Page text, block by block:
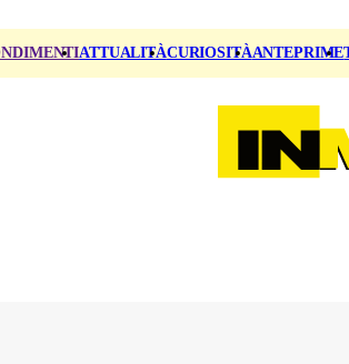
ATTUALITÀCURIOSITÀANTEPRIME